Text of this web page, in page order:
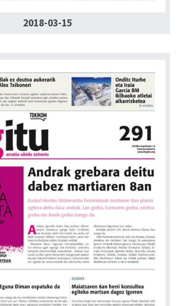
2018-03-15